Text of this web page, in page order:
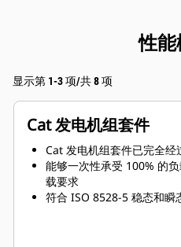
性能
显示第 1-3 项/共 8 项
Cat 发电机组套件
Cat 发电机组套件已完全经
能够一次性承受 100% 的
载要求
符合 ISO 8528-5 稳态和瞬